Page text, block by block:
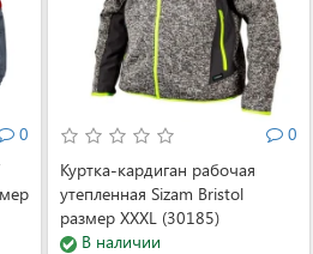
0
0
Куртка-кардиган рабочая
утепленная Sizam Bristol
размер XXXL (30185)
В наличии